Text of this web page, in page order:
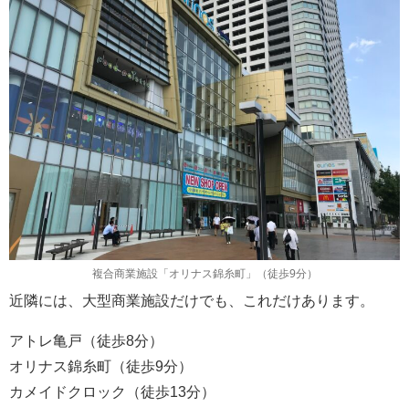
複合商業施設「オリナス錦糸町」（徒歩9分）
近隣には、大型商業施設だけでも、これだけあります。
アトレ亀戸（徒歩8分）
オリナス錦糸町（徒歩9分）
カメイドクロック（徒歩13分）